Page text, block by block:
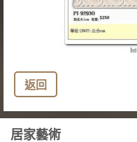
返回
居家藝術